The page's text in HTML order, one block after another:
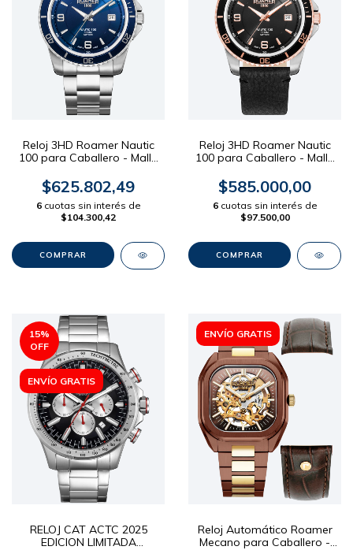
Reloj 3HD Roamer Nautic
100 para Caballero - Malla
$625.802,49
6 cuotas sin interés de
$104.300,42
Reloj 3HD Roamer Nautic
100 para Caballero - Malla
$585.000,00
6 cuotas sin interés de
$97.500,00
15%
OFF
ENVÍO GRATIS
RELOJ CAT ACTC 2025
EDICION LIMITADA
ENVÍO GRATIS
Reloj Automático Roamer
Mecano para Caballero -